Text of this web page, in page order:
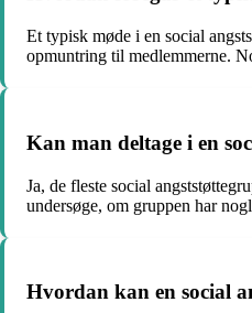
Et typisk møde i en social
opmuntring til medlemmerne.
Kan man deltage i en
Ja, de fleste social
undersøge, om gruppen har
Hvordan kan en social